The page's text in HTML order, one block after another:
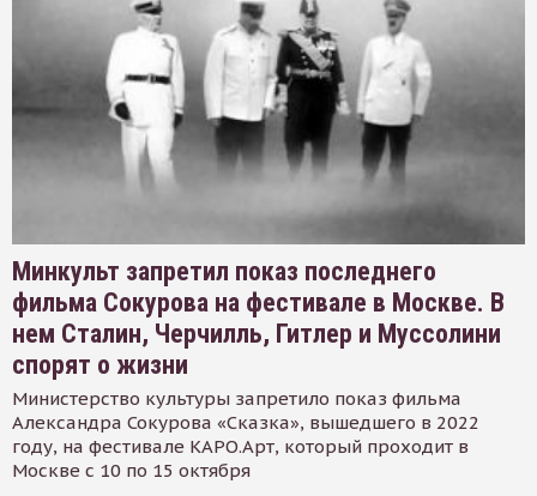
Минкульт запретил показ последнего
фильма Сокурова на фестивале в Москве. В
нем Сталин, Черчилль, Гитлер и Муссолини
спорят о жизни
Министерство культуры запретило показ фильма
Александра Сокурова «Сказка», вышедшего в 2022
году, на фестивале КАРО.Арт, который проходит в
Москве с 10 по 15 октября